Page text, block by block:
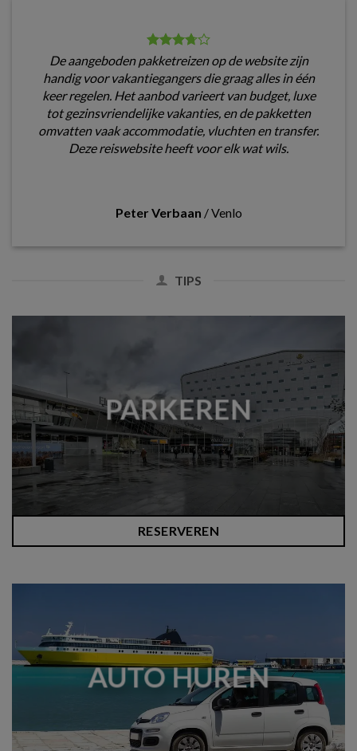
De aangeboden pakketreizen op de website zijn
handig voor vakantiegangers die graag alles in één
keer regelen. Het aanbod varieert van budget, luxe
tot gezinsvriendelijke vakanties, en de pakketten
omvatten vaak accommodatie, vluchten en transfer.
Deze reiswebsite heeft voor elk wat wils.
Peter Verbaan /Venlo
TIPS
PARKEREN
RESERVEREN
AUTO HUREN